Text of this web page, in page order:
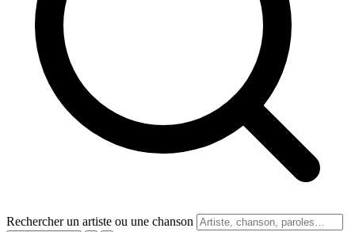
Rechercher un artiste ou une chanson